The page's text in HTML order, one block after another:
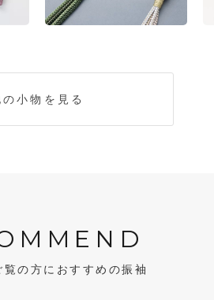
の小物を見る
覧の方におすすめの振袖